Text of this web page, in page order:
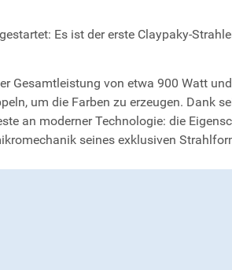
Es ist der erste Claypaky-
Gesamtleistung von etwa 900 Watt
um die Farben zu erzeugen. Dank
an moderner Technologie: die
seines exklusiven